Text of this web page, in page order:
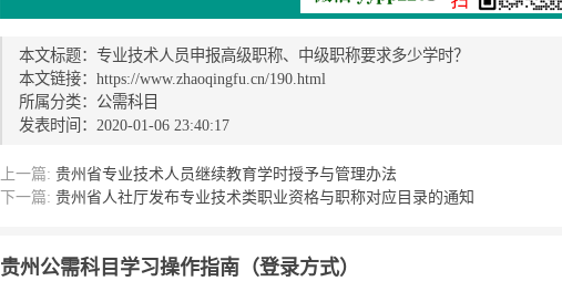
本文标题：专业技术人员申报高级职称、中级职称要求多少学时？
本文链接：https://www.zhaoqingfu.cn/190.html
所属分类： 公需科目
发表时间：2020-01-06 23:40:17
上一篇:贵州省专业技术人员继续教育学时授予与管理办法
下一篇:贵州省人社厅发布专业技术类职业资格与职称对应目录的通知
贵州公需科目学习操作指南（登录方式）